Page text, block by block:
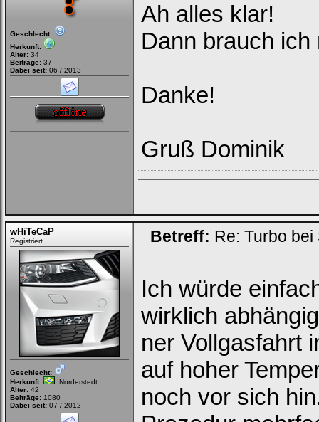
Geschlecht:
Herkunft:
Alter: 34
Beiträge: 37
Dabei seit: 06 / 2013
Ah alles klar!
Dann brauch
Danke!
Gruß Dominik
wHiTeCaP
Registriert
Geschlecht:
Herkunft:
Norderstedt
Alter: 42
Beiträge: 1080
Dabei seit: 07 / 2012
Betreff: Re: Turbo
Ich würde
wirklich
ner Vollgasfahrt
auf hoher
noch vor sich